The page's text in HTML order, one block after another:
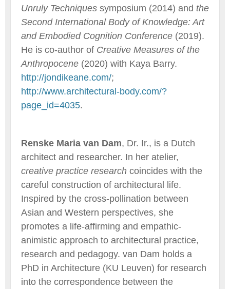
Unruly Techniques symposium (2014) and the
Second International Body of Knowledge: Art
and Embodied Cognition Conference (2019).
He is co-author of Creative Measures of the
Anthropocene (2020) with Kaya Barry.
http://jondikeane.com/;
http://www.architectural-body.com/?
page_id=4035.
Renske Maria van Dam, Dr. Ir., is a Dutch
architect and researcher. In her atelier,
creative practice research coincides with the
careful construction of architectural life.
Inspired by the cross-pollination between
Asian and Western perspectives, she
promotes a life-affirming and empathic-
animistic approach to architectural practice,
research and pedagogy. van Dam holds a
PhD in Architecture (KU Leuven) for research
into the correspondence between the